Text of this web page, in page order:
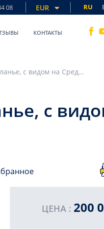
08 EUR RU
КОНТАКТЫ
Новый инвестиционный проект в Аланье, с видом на Средиземное море, 48-97 м2
с
ЦЕНА : 200